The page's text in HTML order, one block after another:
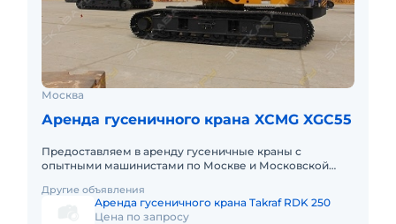
Москва
Аренда гусеничного крана XCMG XGC55
Предоставляем в аренду гусеничные краны с
опытными машинистами по Москве и Московской
краткосрочный (почасовой, посменн
Другие объявления
Аренда гусеничного крана Takraf RDK 250
Цена по запросу